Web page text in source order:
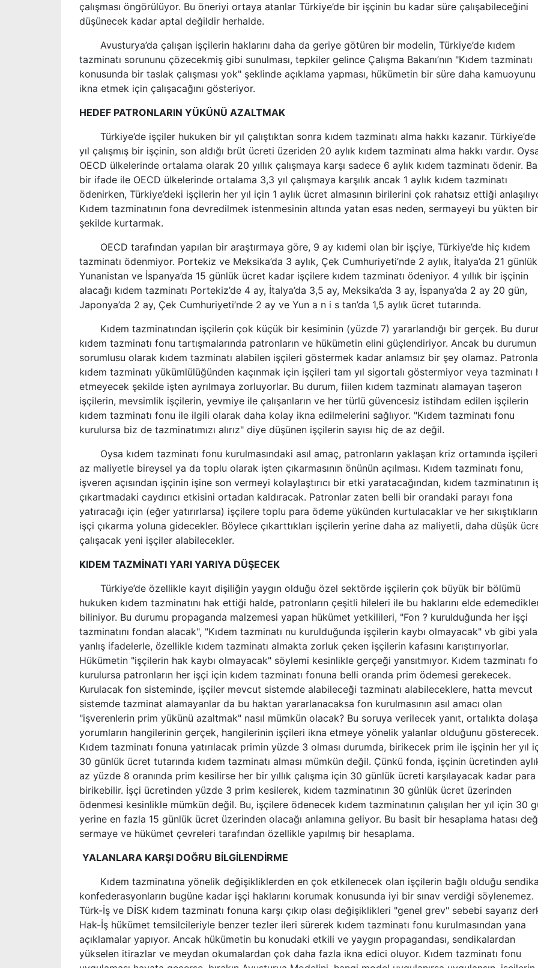
çalışması öngörülüyor. Bu öneriyi ortaya atanlar Türkiye’de bir işçinin bu kadar süre çalışabileceğini
düşünecek kadar aptal değildir herhalde.
Avusturya’da çalışan işçilerin haklarını daha da geriye götüren bir modelin, Türkiye’de kıdem
tazminatı sorununu çözecekmiş gibi sunulması, tepkiler gelince Çalışma Bakanı’nın "Kıdem tazminatı
konusunda bir taslak çalışması yok" şeklinde açıklama yapması, hükümetin bir süre daha kamuoyunu
ikna etmek için çalışacağını gösteriyor.
HEDEF PATRONLARIN YÜKÜNÜ AZALTMAK
Türkiye’de işçiler hukuken bir yıl çalıştıktan sonra kıdem tazminatı alma hakkı kazanır.
yıl çalışmış bir işçinin, son aldığı brüt ücreti üzeriden 20 aylık kıdem tazminatı alma hakkı vardır.
OECD ülkelerinde ortalama olarak 20 yıllık çalışmaya karşı sadece 6 aylık kıdem tazminatı ödenir.
bir ifade ile OECD ülkelerinde ortalama 3,3 yıl çalışmaya karşılık ancak 1 aylık kıdem tazminatı
ödenirken, Türkiye’deki işçilerin her yıl için 1 aylık ücret almasının birilerini çok rahatsız ettiği
Kıdem tazminatının fona devredilmek istenmesinin altında yatan esas neden, sermayeyi bu yükten bir
şekilde kurtarmak.
OECD tarafından yapılan bir araştırmaya göre, 9 ay kıdemi olan bir işçiye, Türkiye’de hiç kıdem
tazminatı ödenmiyor. Portekiz ve Meksika’da 3 aylık, Çek Cumhuriyeti’nde 2 aylık, İtalya’da 21
Yunanistan ve İspanya’da 15 günlük ücret kadar işçilere kıdem tazminatı ödeniyor. 4 yıllık bir işçinin
alacağı kıdem tazminatı Portekiz’de 4 ay, İtalya’da 3,5 ay, Meksika’da 3 ay, İspanya’da 2 ay 20 gün,
Japonya’da 2 ay, Çek Cumhuriyeti’nde 2 ay ve Yun a n i s tan’da 1,5 aylık ücret tutarında.
Kıdem tazminatından işçilerin çok küçük bir kesiminin (yüzde 7) yararlandığı bir gerçek. Bu
kıdem tazminatı fonu tartışmalarında patronların ve hükümetin elini güçlendiriyor. Ancak bu durumun
sorumlusu olarak kıdem tazminatı alabilen işçileri göstermek kadar anlamsız bir şey olamaz.
kıdem tazminatı yükümlülüğünden kaçınmak için işçileri tam yıl sigortalı göstermiyor veya tazminatı
etmeyecek şekilde işten ayrılmaya zorluyorlar. Bu durum, fiilen kıdem tazminatı alamayan taşeron
işçilerin, mevsimlik işçilerin, yevmiye ile çalışanların ve her türlü güvencesiz istihdam edilen işçilerin
kıdem tazminatı fonu ile ilgili olarak daha kolay ikna edilmelerini sağlıyor. "Kıdem tazminatı fonu
kurulursa biz de tazminatımızı alırız" diye düşünen işçilerin sayısı hiç de az değil.
Oysa kıdem tazminatı fonu kurulmasındaki asıl amaç, patronların yaklaşan kriz ortamında
az maliyetle bireysel ya da toplu olarak işten çıkarmasının önünün açılması. Kıdem tazminatı fonu,
işveren açısından işçinin işine son vermeyi kolaylaştırıcı bir etki yaratacağından, kıdem tazminatının
çıkartmadaki caydırıcı etkisini ortadan kaldıracak. Patronlar zaten belli bir orandaki parayı fona
yatıracağı için (eğer yatırırlarsa) işçilere toplu para ödeme yükünden kurtulacaklar ve her
işçi çıkarma yoluna gidecekler. Böylece çıkarttıkları işçilerin yerine daha az maliyetli, daha düşük
çalışacak yeni işçiler alabilecekler.
KIDEM TAZMİNATI YARI YARIYA DÜŞECEK
Türkiye’de özellikle kayıt dişiliğin yaygın olduğu özel sektörde işçilerin çok büyük bir bölümü
hukuken kıdem tazminatını hak ettiği halde, patronların çeşitli hileleri ile bu haklarını elde
biliniyor. Bu durumu propaganda malzemesi yapan hükümet yetkilileri, "Fon ? kurulduğunda her işçi
tazminatını fondan alacak", "Kıdem tazminatı nu kurulduğunda işçilerin kaybı olmayacak" vb gibi
yanlış ifadelerle, özellikle kıdem tazminatı almakta zorluk çeken işçilerin kafasını karıştırıyorlar.
Hükümetin "işçilerin hak kaybı olmayacak" söylemi kesinlikle gerçeği yansıtmıyor. Kıdem tazminatı
kurulursa patronların her işçi için kıdem tazminatı fonuna belli oranda prim ödemesi gerekecek.
Kurulacak fon sisteminde, işçiler mevcut sistemde alabileceği tazminatı alabileceklere, hatta mevcut
sistemde tazminat alamayanlar da bu haktan yararlanacaksa fon kurulmasının asıl amacı olan
"işverenlerin prim yükünü azaltmak" nasıl mümkün olacak? Bu soruya verilecek yanıt, ortalıkta
yorumların hangilerinin gerçek, hangilerinin işçileri ikna etmeye yönelik yalanlar olduğunu gösterecek.
Kıdem tazminatı fonuna yatırılacak primin yüzde 3 olması durumda, birikecek prim ile işçinin her yıl
30 günlük ücret tutarında kıdem tazminatı alması mümkün değil. Çünkü fonda, işçinin ücretinden
az yüzde 8 oranında prim kesilirse her bir yıllık çalışma için 30 günlük ücreti karşılayacak kadar para
birikebilir. İşçi ücretinden yüzde 3 prim kesilerek, kıdem tazminatının 30 günlük ücret üzerinden
ödenmesi kesinlikle mümkün değil. Bu, işçilere ödenecek kıdem tazminatının çalışılan her yıl için 30
yerine en fazla 15 günlük ücret üzerinden olacağı anlamına geliyor. Bu basit bir hesaplama hatası
sermaye ve hükümet çevreleri tarafından özellikle yapılmış bir hesaplama.
YALANLARA KARŞI DOĞRU BİLGİLENDİRME
Kıdem tazminatına yönelik değişikliklerden en çok etkilenecek olan işçilerin bağlı olduğu sendika
konfederasyonların bugüne kadar işçi haklarını korumak konusunda iyi bir sınav verdiği söylenemez.
Türk-İş ve DİSK kıdem tazminatı fonuna karşı çıkıp olası değişiklikleri "genel grev" sebebi sayarız
Hak-İş hükümet temsilcileriyle benzer tezler ileri sürerek kıdem tazminatı fonu kurulmasından yana
açıklamalar yapıyor. Ancak hükümetin bu konudaki etkili ve yaygın propagandası, sendikalardan
yükselen itirazlar ve meydan okumalardan çok daha fazla ikna edici oluyor. Kıdem tazminatı fonu